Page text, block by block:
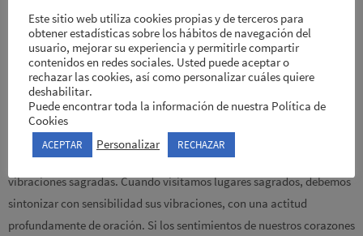
enfatizan la integración de aspectos físicos, mentales, emocionales y
espirituales de la naturaleza humana.
PEREGRINAJES
Cada religión enseña que en ciertos lugares de la Tierra hay
vibraciones sagradas. Cuando visitamos lugares sagrados, debemos
sintonizar con sensibilidad sus vibraciones, con una actitud
profundamente de oración. Si los sentimientos de nuestros corazones
Este sitio web utiliza cookies propias y de terceros para
obtener estadísticas sobre los hábitos de navegación del
usuario, mejorar su experiencia y permitirle compartir
contenidos en redes sociales. Usted puede aceptar o
rechazar las cookies, así como personalizar cuáles quiere
deshabilitar.
Puede encontrar toda la información de nuestra Política de
Cookies
ACEPTAR Personalizar RECHAZAR